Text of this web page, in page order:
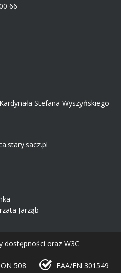
66
Stefana Wyszyńskiego
Jarząb
dostępności oraz W3C
508 EAA/EN 301549